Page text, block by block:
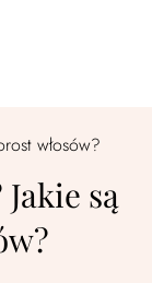
włosów?
są